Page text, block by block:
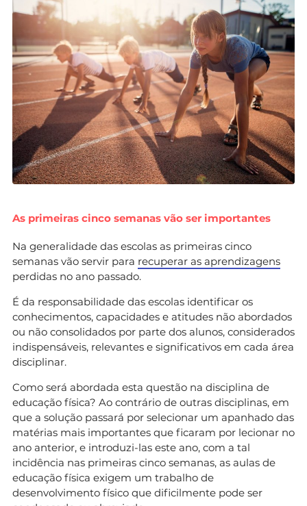
As primeiras cinco semanas vão ser importantes
Na generalidade das escolas as primeiras cinco
semanas vão servir para recuperar as aprendizagens
perdidas no ano passado.
É da responsabilidade das escolas identificar os
conhecimentos, capacidades e atitudes não abordados
ou não consolidados por parte dos alunos, considerados
indispensáveis, relevantes e significativos em cada área
disciplinar.
Como será abordada esta questão na disciplina de
educação física? Ao contrário de outras disciplinas, em
que a solução passará por selecionar um apanhado das
matérias mais importantes que ficaram por lecionar no
ano anterior, e introduzi-las este ano, com a tal
incidência nas primeiras cinco semanas, as aulas de
educação física exigem um trabalho de
desenvolvimento físico que dificilmente pode ser